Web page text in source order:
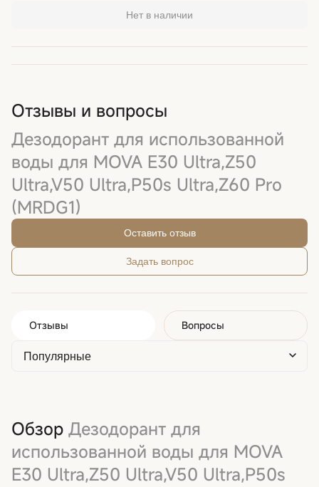
Нет в наличии
Отзывы и вопросы
Дезодорант для использованной
воды для MOVA E30 Ultra,Z50
Ultra,V50 Ultra,P50s Ultra,Z60 Pro
(MRDG1)
Оставить отзыв
Задать вопрос
Отзывы Вопросы
Обзор Дезодорант для
использованной воды для MOVA
E30 Ultra,Z50 Ultra,V50 Ultra,P50s